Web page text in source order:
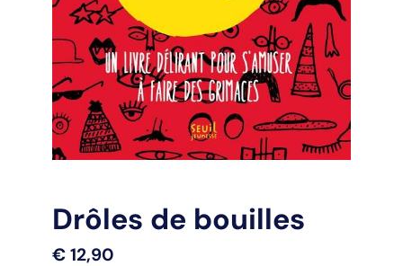
Drôles de bouilles
€ 12,90